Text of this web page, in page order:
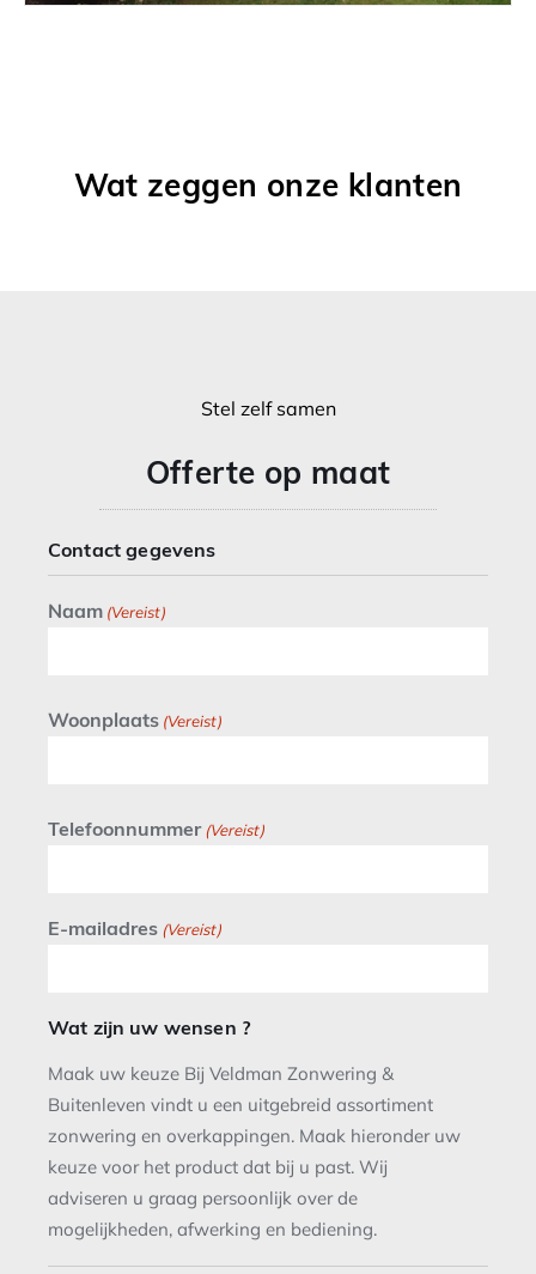
Wat zeggen onze klanten
Stel zelf samen
Offerte op maat
Contact gegevens
Naam (Vereist)
Woonplaats (Vereist)
Telefoonnummer (Vereist)
E-mailadres (Vereist)
Wat zijn uw wensen ?
Maak uw keuze Bij Veldman Zonwering &
Buitenleven vindt u een uitgebreid assortiment
zonwering en overkappingen. Maak hieronder uw
keuze voor het product dat bij u past. Wij
adviseren u graag persoonlijk over de
mogelijkheden, afwerking en bediening.